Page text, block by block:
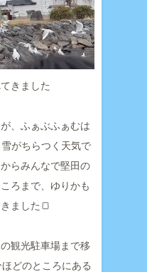
きました
、ふぁぶふぁむは
がちらつく天気で
らみんなで堅田の
ろまで、ゆりかも
ました🍞
観光駐車場まで移
どのところにある